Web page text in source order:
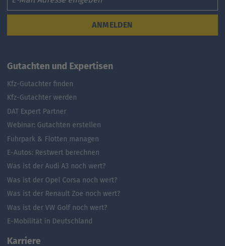
ANMELDEN
Gutachten und Expertisen
Kfz-Gutachter finden
Kfz-Gutachter werden
DAT Expert Partner
Webinar: Gutachten erstellen
Fuhrpark & Flotten managen
E-Autos: Restwert berechnen
Was ist der Audi A3 noch wert?
Was ist der Opel Corsa noch wert?
Was ist der Renault Zoe noch wert?
Was ist der VW Golf noch wert?
E-Mobilität in Deutschland
Karriere